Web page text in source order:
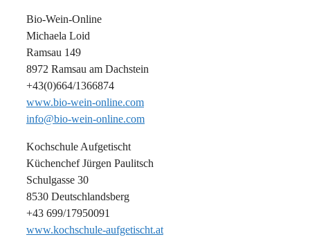
Bio-Wein-Online
Michaela Loid
Ramsau 149
8972 Ramsau am Dachstein
+43(0)664/1366874
www.bio-wein-online.com
info@bio-wein-online.com
Kochschule Aufgetischt
Küchenchef Jürgen Paulitsch
Schulgasse 30
8530 Deutschlandsberg
+43 699/17950091
www.kochschule-aufgetischt.at